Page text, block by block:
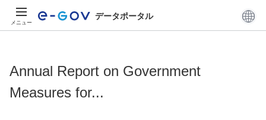
メニュー
データポータル
Annual Report on Government
Measures for...